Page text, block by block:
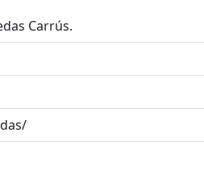
Carrús.